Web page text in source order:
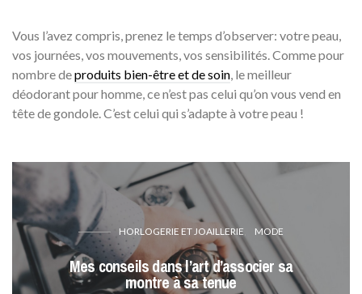
Vous l’avez compris, prenez le temps d’observer: votre peau,
vos journées, vos mouvements, vos sensibilités. Comme pour
nombre deproduits bien-être et de soin, le meilleur
déodorant pour homme, ce n’est pas celui qu’on vous vend en
tête de gondole. C’est celui qui s’adapte à votre peau !
HORLOGERIE ET JOAILLERIE MODE
Mes conseils dans l’art d’associer sa
montre à sa tenue